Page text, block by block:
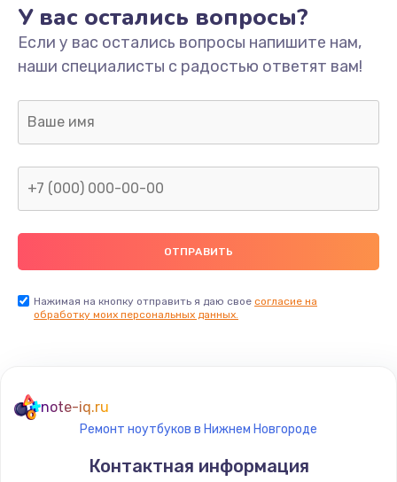
Замена звуковой карты
1595 руб.
Заказать
Замена микрофона
2600 руб.
Заказать
Замена системы охлаждения
1200 руб.
У вас остались вопросы?
Если у вас остались вопросы напишите нам,
наши специалисты с радостью ответят вам!
Нажимая на кнопку отправить я даю свое согласие на
обработку моих персональных данных.
note-iq.ru
Ремонт ноутбуков в Нижнем Новгороде
Контактная информация